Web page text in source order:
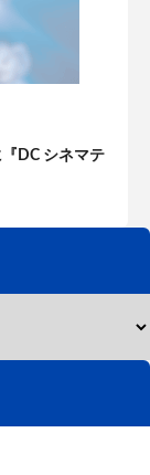
DC シネマテ